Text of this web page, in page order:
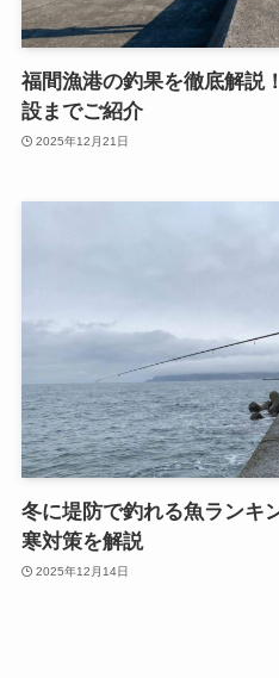
福間漁港の釣果を徹底解説
設までご紹介
2025年12月21日
冬に堤防で釣れる魚ランキ
寒対策を解説
2025年12月14日